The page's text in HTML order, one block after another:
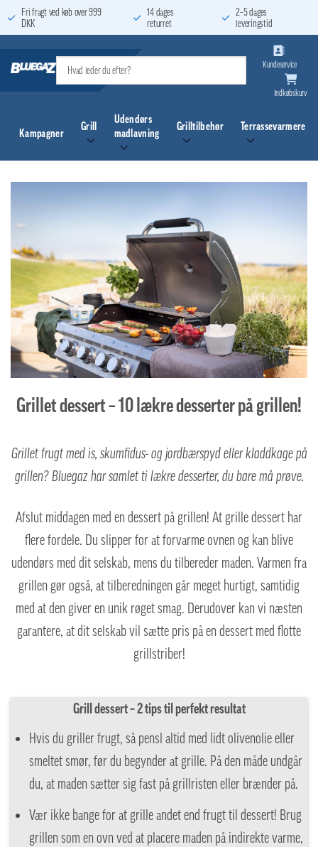
Fortsæt
til
Fri fragt ved køb over 999
DKK
14 dages
returret
2–5 dages
leveringstid
Kundeservice
Indkøbskurv
Kampagner
Grill
Udendørs
madlavning
Grilltilbehør Terrassevarmere
Grillet dessert – 10 lækre desserter på grillen!
Grillet frugt med is, skumfidus- og jordbærspyd eller kladdkage på
grillen? Bluegaz har samlet ti lækre desserter, du bare må prøve.
Afslut middagen med en dessert på grillen! At grille dessert har
flere fordele. Du slipper for at forvarme ovnen og kan blive
udendørs med dit selskab, mens du tilbereder maden. Varmen fra
grillen gør også, at tilberedningen går meget hurtigt, samtidig
med at den giver en unik røget smag. Derudover kan vi næsten
garantere, at dit selskab vil sætte pris på en dessert med flotte
grillstriber!
Grill dessert – 2 tips til perfekt resultat
Hvis du griller frugt, så pensl altid med lidt olivenolie eller
smeltet smør, før du begynder at grille. På den måde undgår
du, at maden sætter sig fast på grillristen eller brænder på.
Vær ikke bange for at grille andet end frugt til dessert! Brug
grillen som en ovn ved at placere maden på indirekte varme,